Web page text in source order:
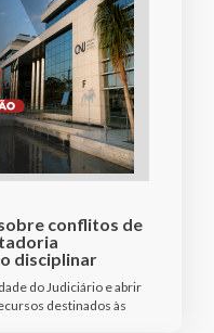
conflitos de
disciplinar
do Judiciário e abrir
destinados às